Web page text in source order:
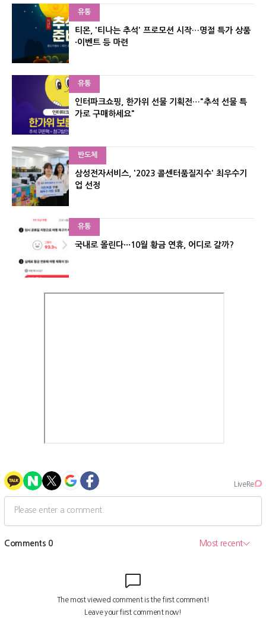
유통
티몬, '티나는 추석' 프로모션 시작…명절 특가 상품
·이벤트 등 마련
유통
인터파크쇼핑, 한가위 선물 기획전…"추석 선물 특
가로 구매하세요"
반도체
삼성전자서비스, '2023 콜센터품질지수' 최우수기
업 선정
유통
국내로 몰린다···10월 황금 연휴, 어디로 갈까?